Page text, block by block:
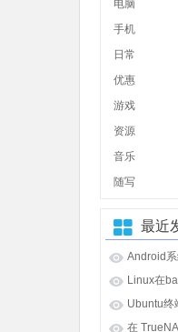
电脑
手机
日常
优惠
游戏
资源
音乐
随写
最近
Android
Linux在
Ubuntu终